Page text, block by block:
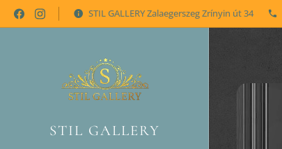
STIL GALLERY Zalaegerszeg Zrínyin út 34
STIL GALLERY